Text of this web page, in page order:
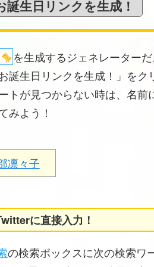
を生成するジェネレーター
誕生日リンクを生成！」をク
トが見つからない時は、名前
みよう！
凛々子
に直接入力！
の検索ボックスに次の検索ワ